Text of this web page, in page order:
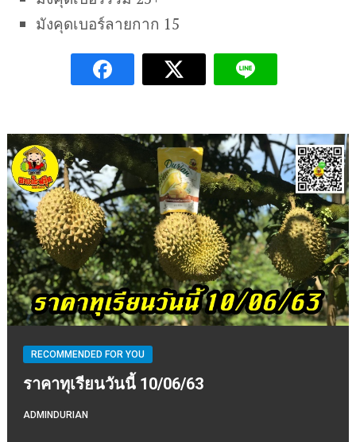
มังคุดเบอร์ลายกาก 15
RECOMMENDED FOR YOU
ราคาทุเรียนวันนี้ 10/06/63
ADMINDURIAN